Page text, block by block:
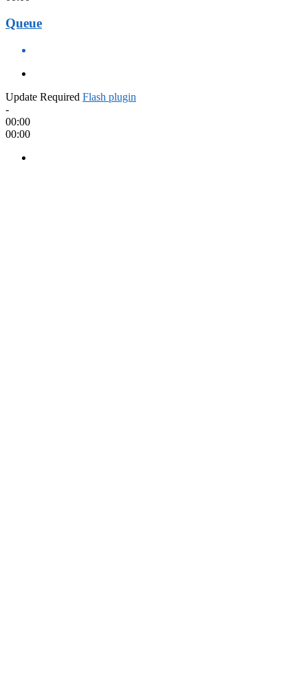
Queue
Update Required Flash plugin
-
00:00
00:00